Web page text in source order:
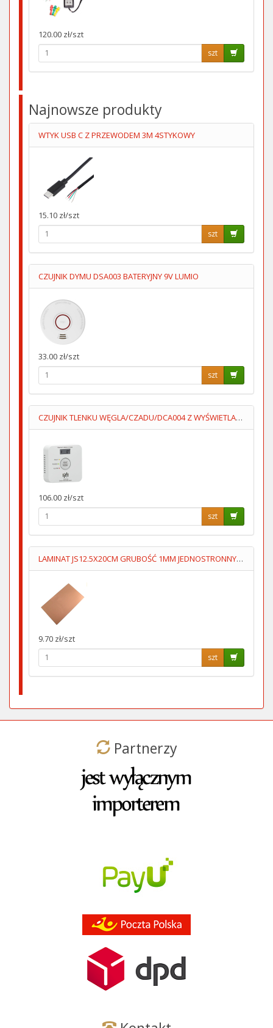
120.00 zł/szt
szt
Najnowsze produkty
WTYK USB C Z PRZEWODEM 3M 4STYKOWY
15.10 zł/szt
szt
CZUJNIK DYMU DSA003 BATERYJNY 9V LUMIO
33.00 zł/szt
szt
CZUJNIK TLENKU WĘGLA/CZADU/DCA004 Z WYŚWIETLACZEM 2XAA LUMIO
106.00 zł/szt
szt
LAMINAT JS12.5X20CM GRUBOŚĆ 1MM JEDNOSTRONNY 70um
9.70 zł/szt
szt
Partnerzy